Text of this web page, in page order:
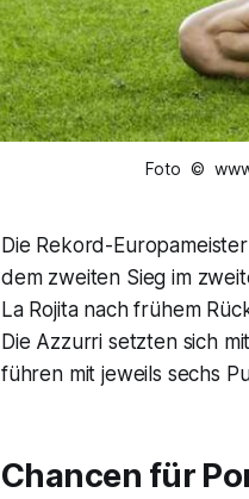
Foto ©
Die Rekord-
dem zweiten Sieg im
La Rojita nach frühem
Die Azzurri setzten sich
führen mit jeweils sechs
Chancen für